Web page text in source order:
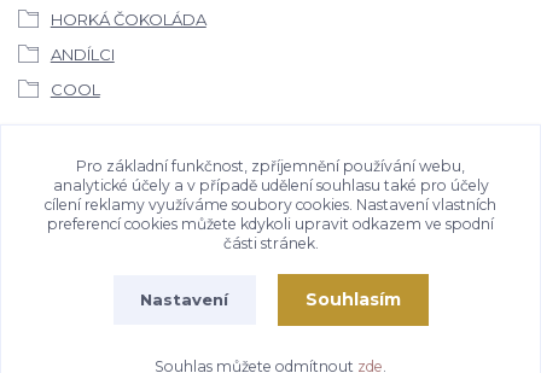
HORKÁ ČOKOLÁDA
ANDÍLCI
COOL
Ke stažení
Bezpečností upozornění
Pro základní funkčnost, zpříjemnění používání webu,
analytické účely a v případě udělení souhlasu také pro účely
cílení reklamy využíváme soubory cookies. Nastavení vlastních
preferencí cookies můžete kdykoli upravit odkazem ve spodní
části stránek.
Nastavení Souhlasím
Souhlas můžete odmítnout zde